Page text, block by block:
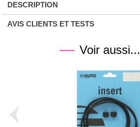
DESCRIPTION
AVIS CLIENTS ET TESTS
Voir aussi...